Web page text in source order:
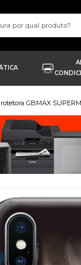
GBMAX